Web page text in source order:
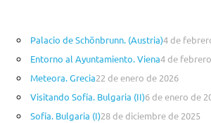
Palacio de Schönbrunn. (Austria)4 de
Entorno al Ayuntamiento. Viena4 de
Meteora. Grecia22 de enero de 2026
Visitando Sofía. Bulgaria (II)6 de enero de
Sofía. Bulgaria (I)28 de diciembre de 2025